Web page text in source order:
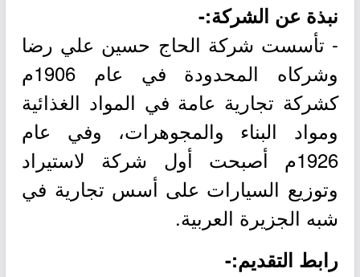
نبذة عن الشركة:-
- تأسست شركة الحاج حسين علي رضا
وشركاه المحدودة في عام 1906م
كشركة تجارية عامة في المواد الغذائية
ومواد البناء والمجوهرات، وفي عام
1926م أصبحت أول شركة لاستيراد
وتوزيع السيارات على أسس تجارية في
شبه الجزيرة العربية.
رابط التقديم:-